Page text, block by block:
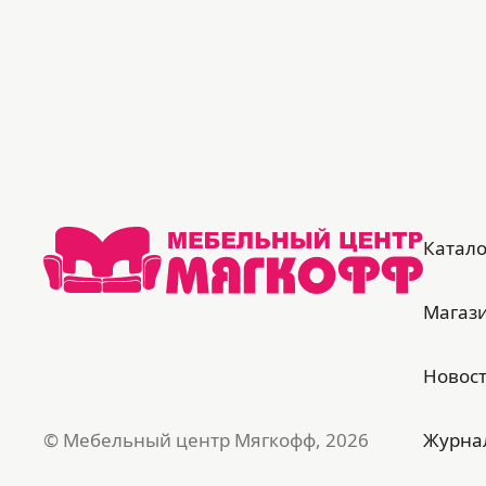
войлочными подпятниками не
повредят напольное покрытие;
доступна уборка роботом-пылесосом;
2 вместительных бельевых ящика (под
материала, диван подходит для
© Мебельный центр Мягкофф, 2026